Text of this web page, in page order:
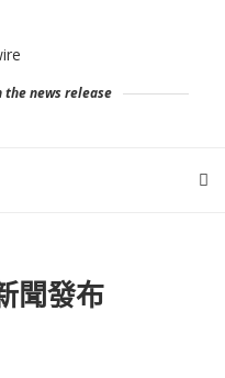
news release
聞發布